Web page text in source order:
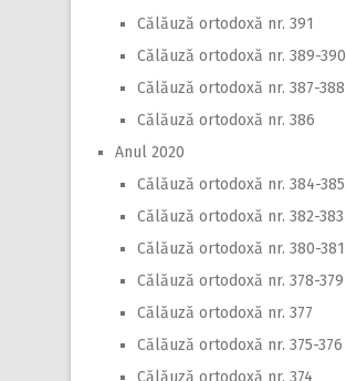
Călăuză ortodoxă nr. 391
Călăuză ortodoxă nr. 389-390
Călăuză ortodoxă nr. 387-388
Călăuză ortodoxă nr. 386
Anul 2020
Călăuză ortodoxă nr. 384-385
Călăuză ortodoxă nr. 382-383
Călăuză ortodoxă nr. 380-381
Călăuză ortodoxă nr. 378-379
Călăuză ortodoxă nr. 377
Călăuză ortodoxă nr. 375-376
Călăuză ortodoxă nr. 374